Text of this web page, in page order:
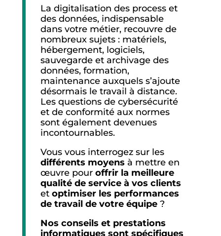
La digitalisation des process et
des données, indispensable
dans votre métier, recouvre de
nombreux sujets : matériels,
hébergement, logiciels,
sauvegarde et archivage des
données, formation,
maintenance auxquels s’ajoute
désormais le travail à distance.
Les questions de cybersécurité
et de conformité aux normes
sont également devenues
incontournables.
Vous vous interrogez sur les
différents moyens à mettre en
œuvre pour offrir la meilleure
qualité de service à vos clients
et optimiser les performances
de travail de votre équipe?
Nos conseils et prestations
informatiques sont spécifiques